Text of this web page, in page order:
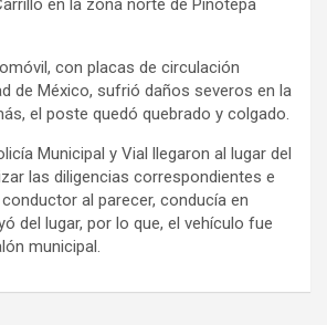
en la zona norte de Pinotepa
con placas de circulación
de México, sufrió daños severos en la
el poste quedó quebrado y colgado.
Municipal y Vial llegaron al lugar del
las diligencias correspondientes e
al parecer, conducía en
del lugar, por lo que, el vehículo fue
municipal.